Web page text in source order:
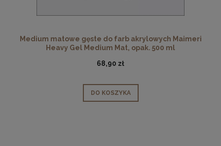
Medium matowe gęste do farb akrylowych Maimeri
Heavy Gel Medium Mat, opak. 500 ml
68,90 zł
DO KOSZYKA